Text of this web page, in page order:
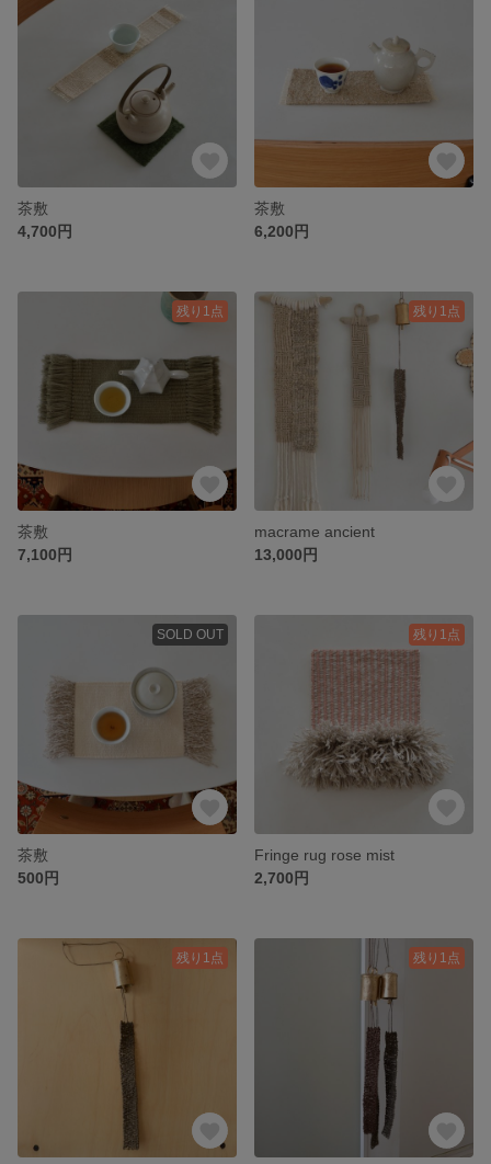
茶敷
4,700円
茶敷
6,200円
残り1点
茶敷
7,100円
残り1点
macrame ancient
13,000円
SOLD OUT
茶敷
500円
残り1点
Fringe rug rose mist
2,700円
残り1点 残り1点